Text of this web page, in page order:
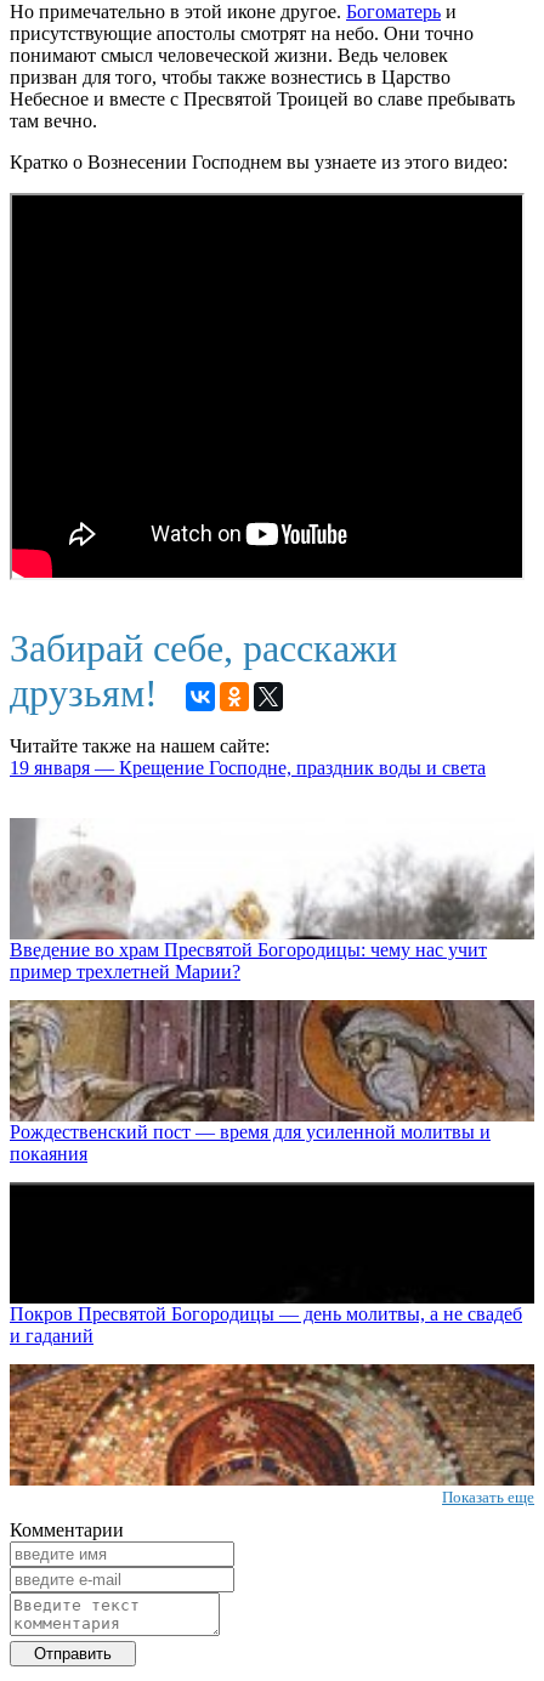
Но примечательно в этой иконе другое. Богоматерь и
присутствующие апостолы смотрят на небо. Они точно
понимают смысл человеческой жизни. Ведь человек
призван для того, чтобы также вознестись в Царство
Небесное и вместе с Пресвятой Троицей во славе пребывать
там вечно.
Кратко о Вознесении Господнем вы узнаете из этого видео:
Забирай себе, расскажи
друзьям!
Читайте также на нашем сайте:
19 января — Крещение Господне, праздник воды и света
Введение во храм Пресвятой Богородицы: чему нас учит
пример трехлетней Марии?
Рождественский пост — время для усиленной молитвы и
покаяния
Покров Пресвятой Богородицы — день молитвы, а не свадеб
и гаданий
Показать еще
Комментарии